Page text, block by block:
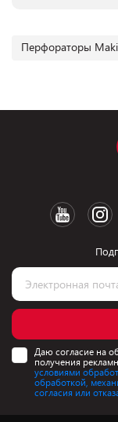
Перфораторы
Даю согласие на
получения
условиями
обработкой,
согласия или